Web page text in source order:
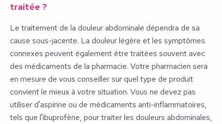
traitée ?
Le traitement de la douleur abdominale dépendra de sa
cause sous-jacente. La douleur légère et les symptômes
connexes peuvent également être traitées souvent avec
des médicaments de la pharmacie. Votre pharmacien sera
en mesure de vous conseiller sur quel type de produit
convient le mieux à votre situation. Vous ne devez pas
utiliser d'aspirine ou de médicaments anti-inflammatoires,
tels que l'ibuprofène, pour traiter les douleurs abdominales,